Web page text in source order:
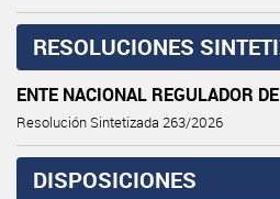
RESOLUCIONES
ENTE NACIONAL REGULADOR
Resolución Sintetizada 263/2026
DISPOSICIONES